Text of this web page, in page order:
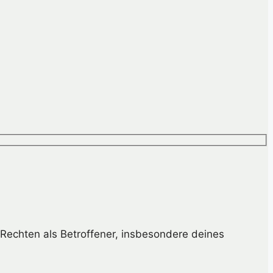
als Betroffener, insbesondere deines